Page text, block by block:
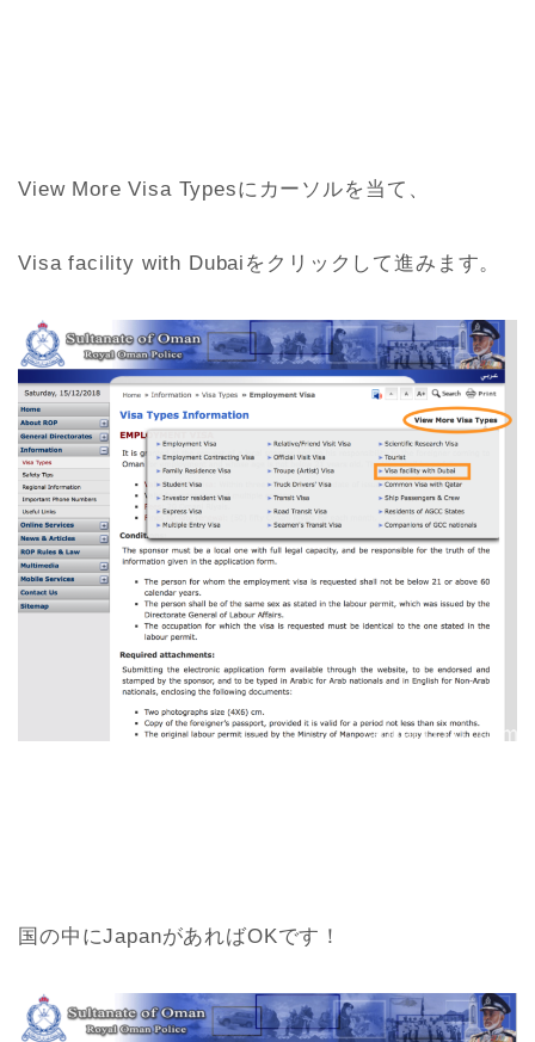
View More Visa Typesにカーソルを当て、
Visa facility with Dubaiをクリックして進みます。
国の中にJapanがあればOKです！